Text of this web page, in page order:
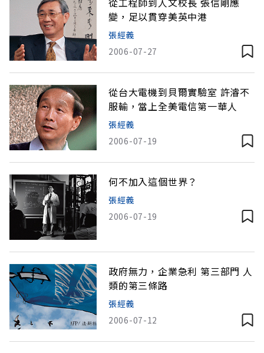
變，足以貫穿美英中港
張經義
2006-07-27
從台大電機到貝爾實驗室 許濬不
服輸，當上全美電信第一華人
張經義
2006-07-19
何不加入這個世界？
張經義
2006-07-19
政府無力，企業急利 第三部門 人
類的第三條路
張經義
2006-07-12